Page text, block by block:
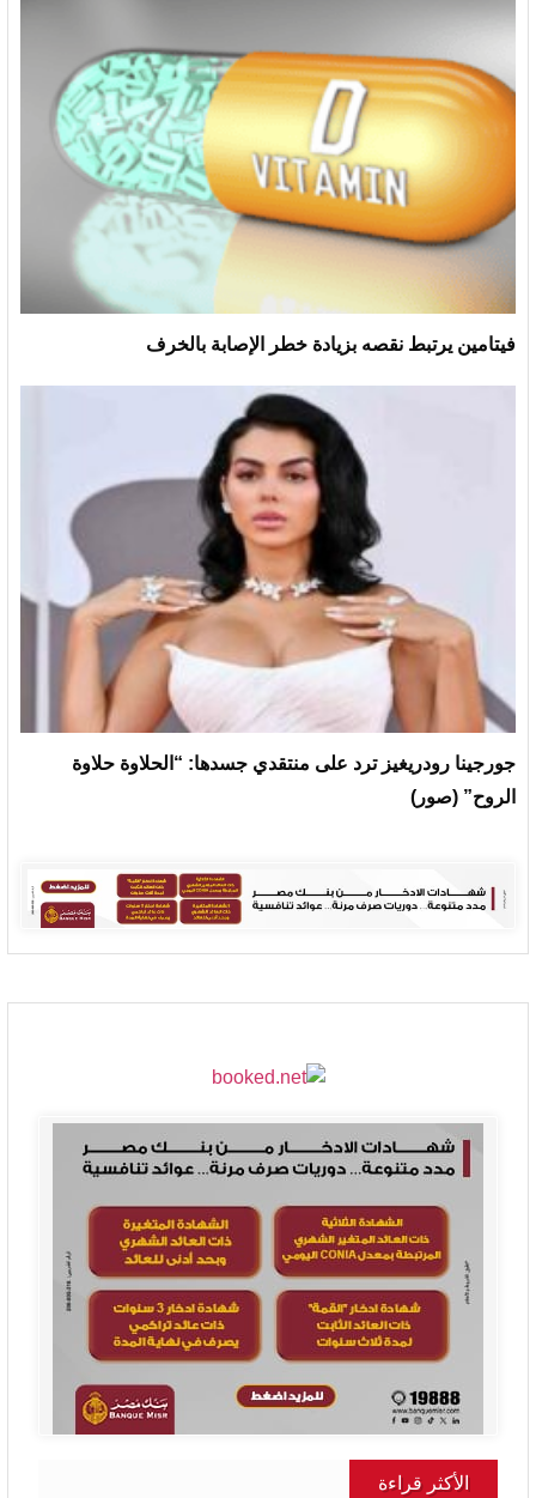
فيتامين يرتبط نقصه بزيادة خطر الإصابة بالخرف
جورجينا رودريغيز ترد على منتقدي جسدها: “الحلاوة حلاوة
الروح” (صور)
الأكثر قراءة